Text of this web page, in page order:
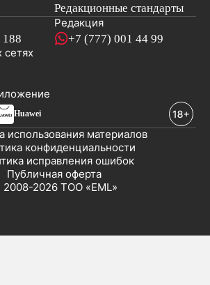
Редакционные стандарты
Редакция
+7 (777) 001 44 99
сетях
новостей
Huawei
Публичная оферта
исправления ошибок
конфиденциальности
использования материалов
2026 ТОО «EML»